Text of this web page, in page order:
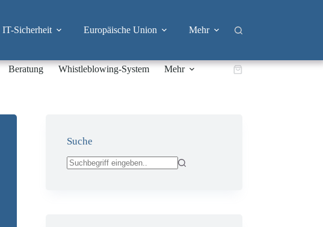
IT-Sicherheit Europäische Union Mehr
Beratung Whistleblowing-System Mehr Warenkorb
Suche